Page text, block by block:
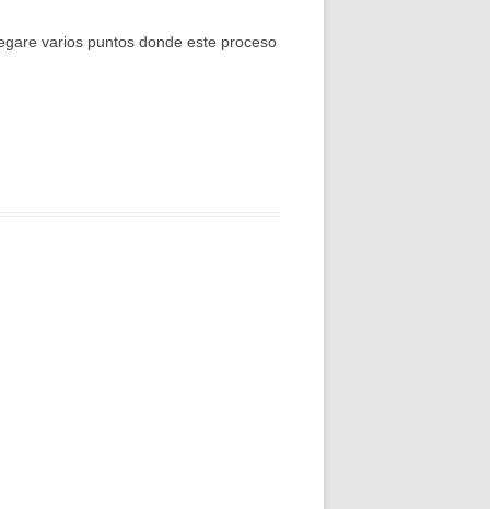
varios puntos donde este proceso